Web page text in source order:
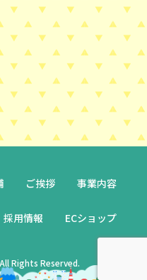
ご挨拶 事業内容
採用情報 ECショップ
Rights Reserved.